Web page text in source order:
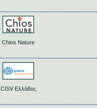
Chios Nature
CISV Ελλάδος